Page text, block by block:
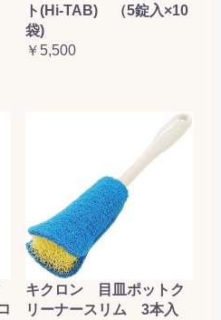
ト(Hi-TAB) （5錠入×10
袋)
￥5,500
キクロン 目皿ポットク
リーナースリム 3本入